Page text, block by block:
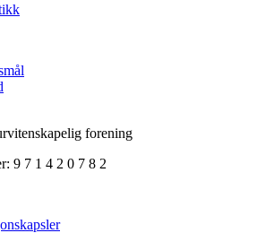
forening
9 7 1 4 2 0 7 8 2